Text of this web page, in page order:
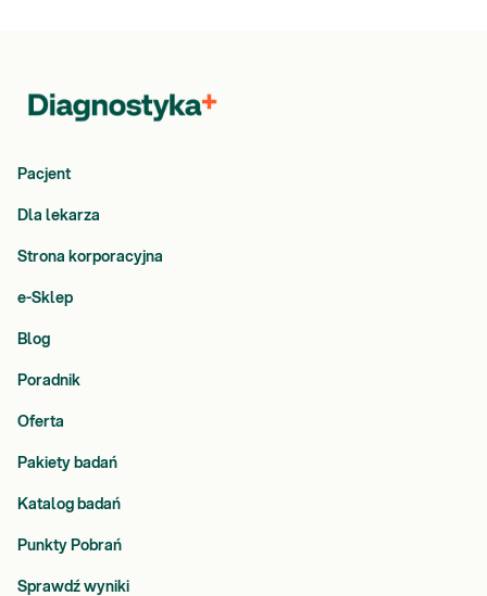
Pacjent
Dla lekarza
Strona korporacyjna
e-Sklep
Blog
Poradnik
Oferta
Pakiety badań
Katalog badań
Punkty Pobrań
Sprawdź wyniki